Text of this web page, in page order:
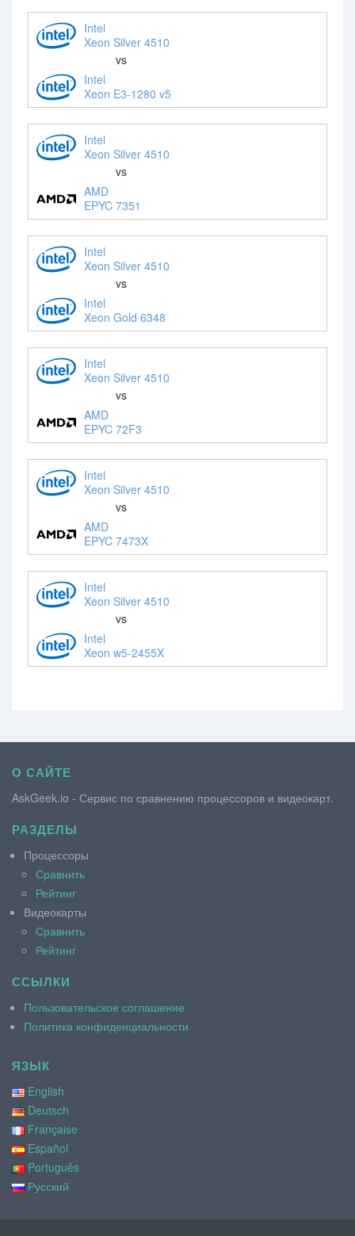
Intel
Xeon Silver 4510
vs
Intel
Xeon E3-1280 v5
Intel
Xeon Silver 4510
vs
AMD
EPYC 7351
Intel
Xeon Silver 4510
vs
Intel
Xeon Gold 6348
Intel
Xeon Silver 4510
vs
AMD
EPYC 72F3
Intel
Xeon Silver 4510
vs
AMD
EPYC 7473X
Intel
Xeon Silver 4510
vs
Intel
Xeon w5-2455X
О САЙТЕ
AskGeek.io - Сервис по сравнению процессоров и видеокарт.
РАЗДЕЛЫ
Процессоры
Сравнить
Рейтинг
Видеокарты
Сравнить
Рейтинг
ССЫЛКИ
Пользовательское соглашение
Политика конфиденциальности
ЯЗЫК
English
Deutsch
Française
Español
Português
Русский